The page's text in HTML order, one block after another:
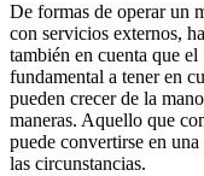
De formas de operar un
con servicios externos,
también en cuenta que
fundamental a tener en
pueden crecer de la
maneras. Aquello que
puede convertirse en
las circunstancias.